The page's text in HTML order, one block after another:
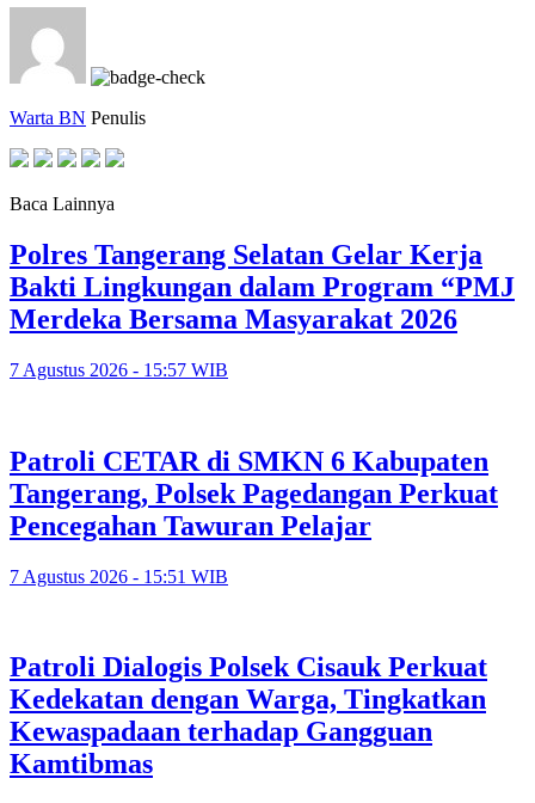
Warta BN Penulis
Baca Lainnya
Polres Tangerang Selatan Gelar Kerja
Bakti Lingkungan dalam Program “PMJ
Merdeka Bersama Masyarakat 2026
7 Agustus 2026 - 15:57 WIB
Patroli CETAR di SMKN 6 Kabupaten
Tangerang, Polsek Pagedangan Perkuat
Pencegahan Tawuran Pelajar
7 Agustus 2026 - 15:51 WIB
Patroli Dialogis Polsek Cisauk Perkuat
Kedekatan dengan Warga, Tingkatkan
Kewaspadaan terhadap Gangguan
Kamtibmas